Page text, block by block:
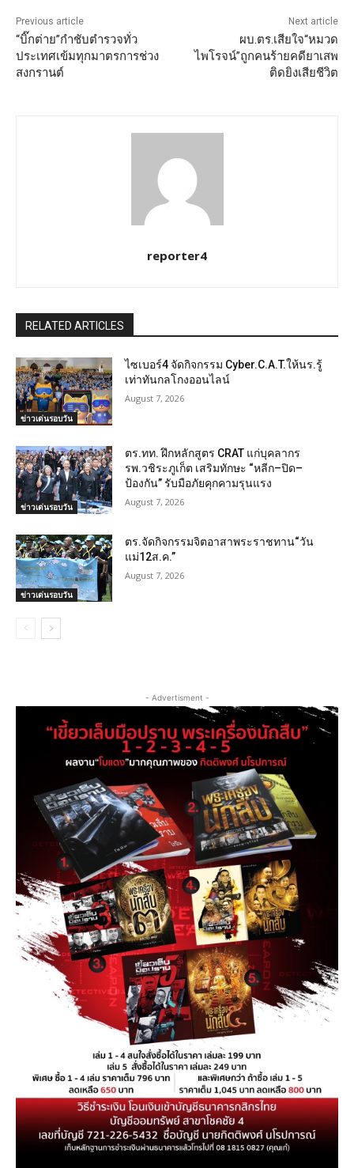
Previous article
“บิ๊กต่าย”กำชับตำรวจทั่ว
ประเทศเข้มทุกมาตรการช่วง
สงกรานต์
Next article
ผบ.ตร.เสียใจ“หมวด
ไพโรจน์”ถูกคนร้ายคดียาเสพ
ติดยิงเสียชีวิต
reporter4
RELATED ARTICLES
ข่าวเด่นรอบวัน
ไซเบอร์4 จัดกิจกรรม Cyber.C.A.T.ให้นร.รู้
เท่าทันกลโกงออนไลน์
August 7, 2026
ข่าวเด่นรอบวัน
ตร.ทท. ฝึกหลักสูตร CRAT แก่บุคลากร
รพ.วชิระภูเก็ต เสริมทักษะ “หลีก–ปิด–
ป้องกัน” รับมือภัยคุกคามรุนแรง
August 7, 2026
ข่าวเด่นรอบวัน
ตร.จัดกิจกรรมจิตอาสาพระราชทาน“วัน
แม่12ส.ค.”
August 7, 2026
- Advertisment -